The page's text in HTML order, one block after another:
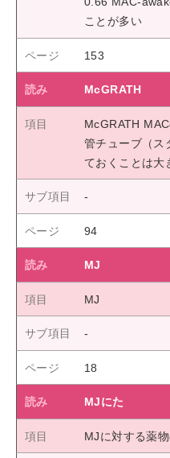
ことが多い
153
McGRATH
McGRATH
管チューブ（ス
ておくことは大
94
MJ
MJ
18
MJにた
MJに対する薬